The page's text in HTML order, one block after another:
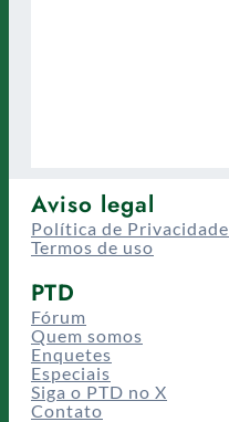
Aviso legal
Política de Privacidade
Termos de uso
PTD
Fórum
Quem somos
Enquetes
Especiais
Siga o PTD no X
Contato